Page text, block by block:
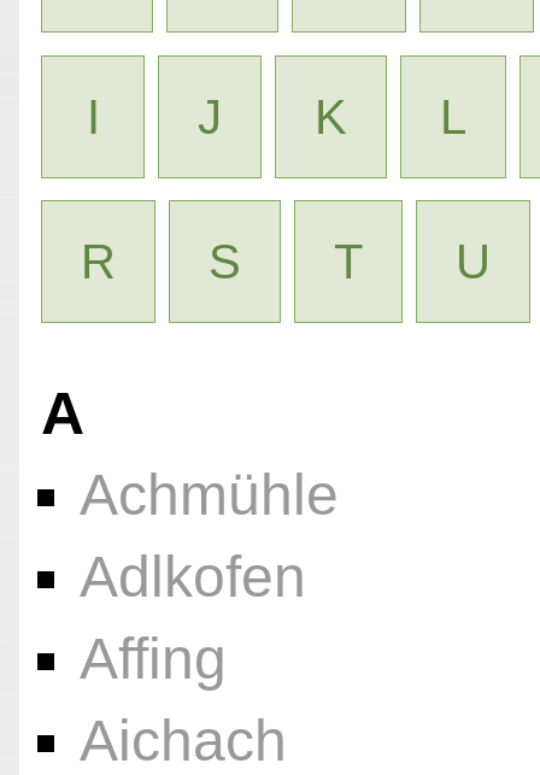
I J K L
R S T U
A
Achmühle
Adlkofen
Affing
Aichach